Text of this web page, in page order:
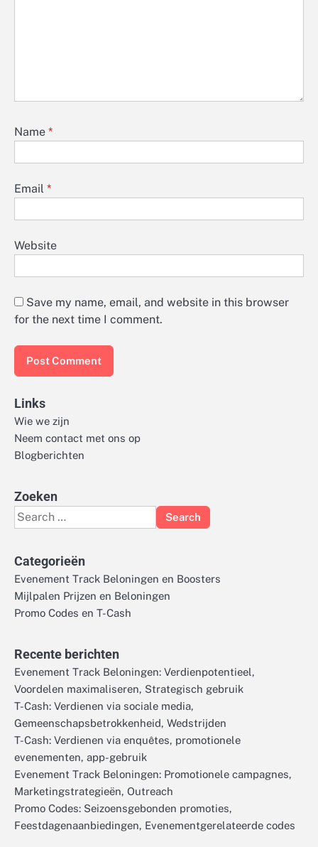
Name *
Email *
Website
Save my name, email, and website in this browser
for the next time I comment.
Links
Wie we zijn
Neem contact met ons op
Blogberichten
Zoeken
Search
for:
Categorieën
Evenement Track Beloningen en Boosters
Mijlpalen Prijzen en Beloningen
Promo Codes en T-Cash
Recente berichten
Evenement Track Beloningen: Verdienpotentieel,
Voordelen maximaliseren, Strategisch gebruik
T-Cash: Verdienen via sociale media,
Gemeenschapsbetrokkenheid, Wedstrijden
T-Cash: Verdienen via enquêtes, promotionele
evenementen, app-gebruik
Evenement Track Beloningen: Promotionele campagnes,
Marketingstrategieën, Outreach
Promo Codes: Seizoensgebonden promoties,
Feestdagenaanbiedingen, Evenementgerelateerde codes